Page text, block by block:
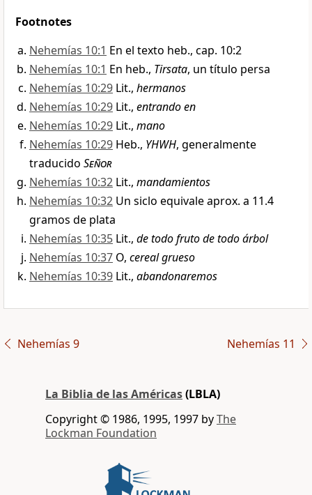
Footnotes
Nehemías 10:1 En el texto heb., cap. 10:2
Nehemías 10:1 En heb., Tirsata, un título persa
Nehemías 10:29 Lit., hermanos
Nehemías 10:29 Lit., entrando en
Nehemías 10:29 Lit., mano
Nehemías 10:29 Heb., YHWH, generalmente
traducido Señor
Nehemías 10:32 Lit., mandamientos
Nehemías 10:32 Un siclo equivale aprox. a 11.4
gramos de plata
Nehemías 10:35 Lit., de todo fruto de todo árbol
Nehemías 10:37 O, cereal grueso
Nehemías 10:39 Lit., abandonaremos
Nehemías 9 Nehemías 11
La Biblia de las Américas(LBLA)
Copyright © 1986, 1995, 1997 byThe
Lockman Foundation